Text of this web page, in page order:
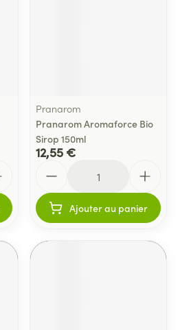
Pranarom
Pranarom Aromaforce Bio
Sirop 150ml
12,55 €
Ajouter au panier